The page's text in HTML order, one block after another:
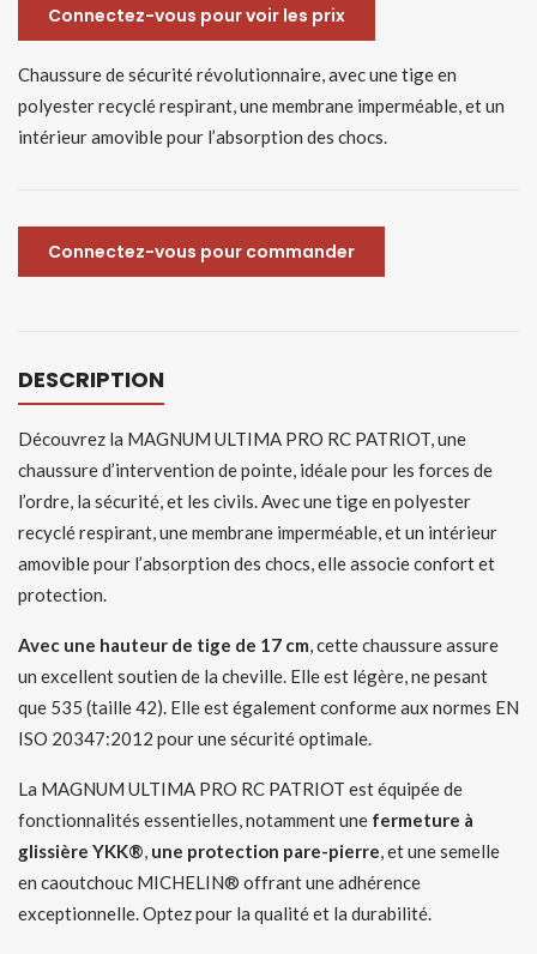
Connectez-vous pour voir les prix
Chaussure de sécurité révolutionnaire, avec une tige en
polyester recyclé respirant, une membrane imperméable, et un
intérieur amovible pour l’absorption des chocs.
Connectez-vous pour commander
DESCRIPTION
Découvrez la MAGNUM ULTIMA PRO RC PATRIOT, une
chaussure d’intervention de pointe, idéale pour les forces de
l’ordre, la sécurité, et les civils. Avec une tige en polyester
recyclé respirant, une membrane imperméable, et un intérieur
amovible pour l’absorption des chocs, elle associe confort et
protection.
Avec une hauteur de tige de 17 cm, cette chaussure assure
un excellent soutien de la cheville. Elle est légère, ne pesant
que 535 (taille 42). Elle est également conforme aux normes EN
ISO 20347:2012 pour une sécurité optimale.
La MAGNUM ULTIMA PRO RC PATRIOT est équipée de
fonctionnalités essentielles, notamment une fermeture à
glissière YKK®, une protection pare-pierre, et une semelle
en caoutchouc MICHELIN® offrant une adhérence
exceptionnelle. Optez pour la qualité et la durabilité.